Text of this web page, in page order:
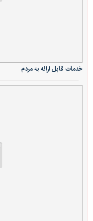
خدمات قابل ارائه به مردم